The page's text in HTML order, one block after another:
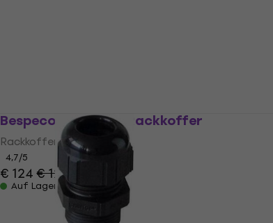
Bespeco CRO23EX Rackkoffer
Rackkoffer
4,7/5
€ 124€ 129
Auf Lager